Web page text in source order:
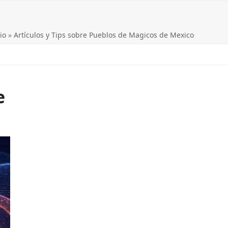
» Artículos y Tips sobre Pueblos de Magicos de Mexico